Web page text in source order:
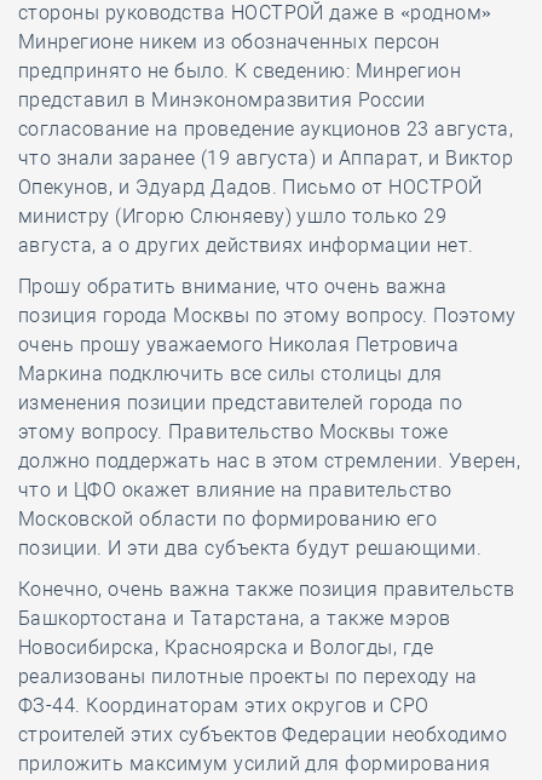
стороны руководства НОСТРОЙ даже в «родном»
Минрегионе никем из обозначенных персон
предпринято не было. К сведению: Минрегион
представил в Минэкономразвития России
согласование на проведение аукционов 23 августа,
что знали заранее (19 августа) и Аппарат, и Виктор
Опекунов, и Эдуард Дадов. Письмо от НОСТРОЙ
министру (Игорю Слюняеву) ушло только 29
августа, а о других действиях информации нет.
Прошу обратить внимание, что очень важна
позиция города Москвы по этому вопросу. Поэтому
очень прошу уважаемого Николая Петровича
Маркина подключить все силы столицы для
изменения позиции представителей города по
этому вопросу. Правительство Москвы тоже
должно поддержать нас в этом стремлении. Уверен,
что и ЦФО окажет влияние на правительство
Московской области по формированию его
позиции. И эти два субъекта будут решающими.
Конечно, очень важна также позиция правительств
Башкортостана и Татарстана, а также мэров
Новосибирска, Красноярска и Вологды, где
реализованы пилотные проекты по переходу на
ФЗ-44. Координаторам этих округов и СРО
строителей этих субъектов Федерации необходимо
приложить максимум усилий для формирования